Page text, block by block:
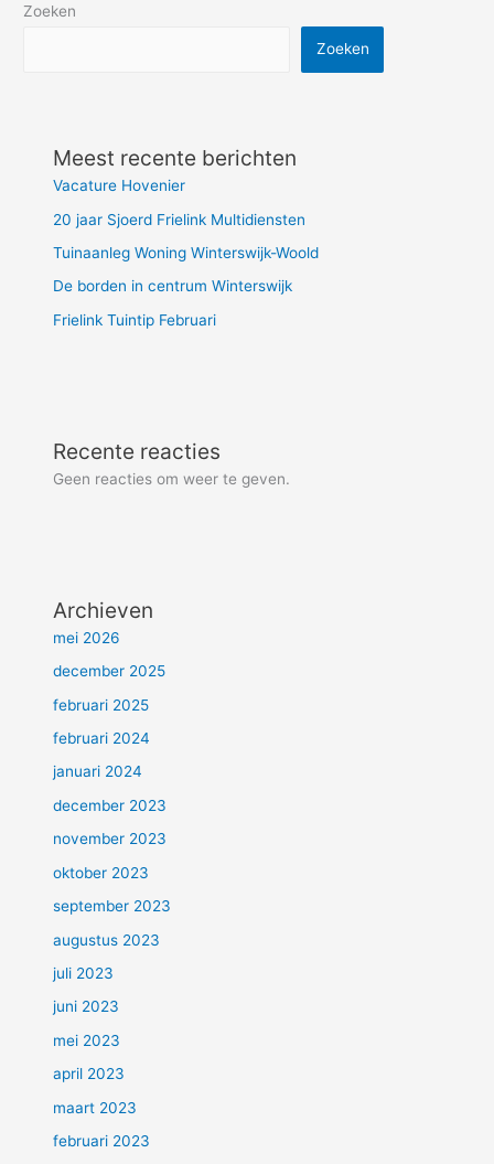
Zoeken
Zoeken
Meest recente berichten
Vacature Hovenier
20 jaar Sjoerd Frielink Multidiensten
Tuinaanleg Woning Winterswijk-Woold
De borden in centrum Winterswijk
Frielink Tuintip Februari
Recente reacties
Geen reacties om weer te geven.
Archieven
mei 2026
december 2025
februari 2025
februari 2024
januari 2024
december 2023
november 2023
oktober 2023
september 2023
augustus 2023
juli 2023
juni 2023
mei 2023
april 2023
maart 2023
februari 2023